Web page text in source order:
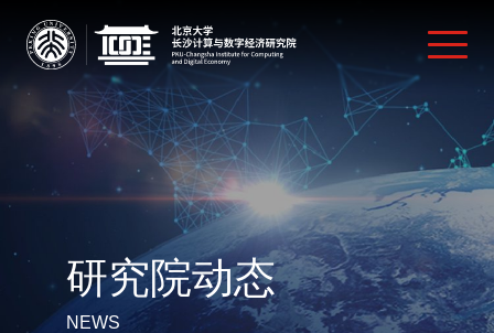
研究院动态
NEWS